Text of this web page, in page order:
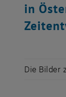
in
Die Bilder